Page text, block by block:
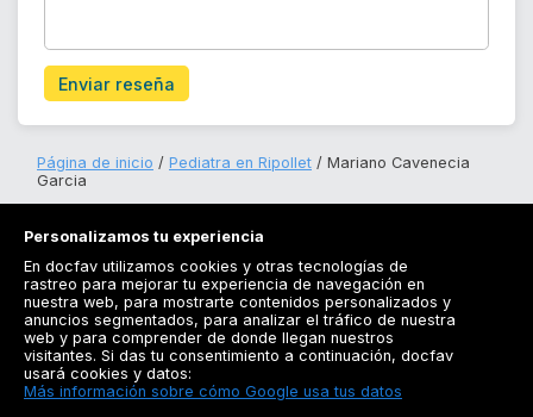
Enviar reseña
Página de inicio Pediatra en Ripollet
Mariano Cavenecia
Garcia
Registrarse
Docfav
Personalizamos tu experiencia
En docfav utilizamos cookies y otras tecnologías de
rastreo para mejorar tu experiencia de navegación en
nuestra web, para mostrarte contenidos personalizados y
anuncios segmentados, para analizar el tráfico de nuestra
web y para comprender de donde llegan nuestros
visitantes. Si das tu consentimiento a continuación, docfav
usará cookies y datos:
Más información sobre cómo Google usa tus datos